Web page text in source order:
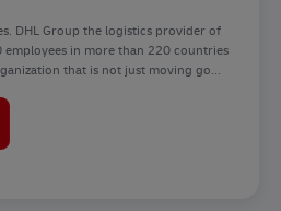
DHL Group the logistics provider of
in more than 220 countries
that is not just moving go...